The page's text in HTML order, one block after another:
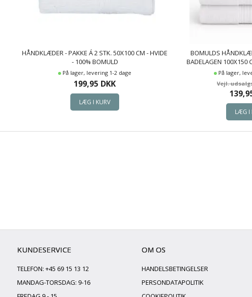
HÅNDKLÆDER - PAKKE Á 2 STK. 50X100 CM - HVIDE
- 100% BOMULD
På lager, levering 1-2 dage
199,95 DKK
BOMULDS
BADELAGEN 100X150
På lager,
KUNDESERVICE
TELEFON: +45 69 15 13 12
MANDAG-TORSDAG: 9-16
OM OS
HANDELSBETINGELSER
PERSONDATAPOLITIK